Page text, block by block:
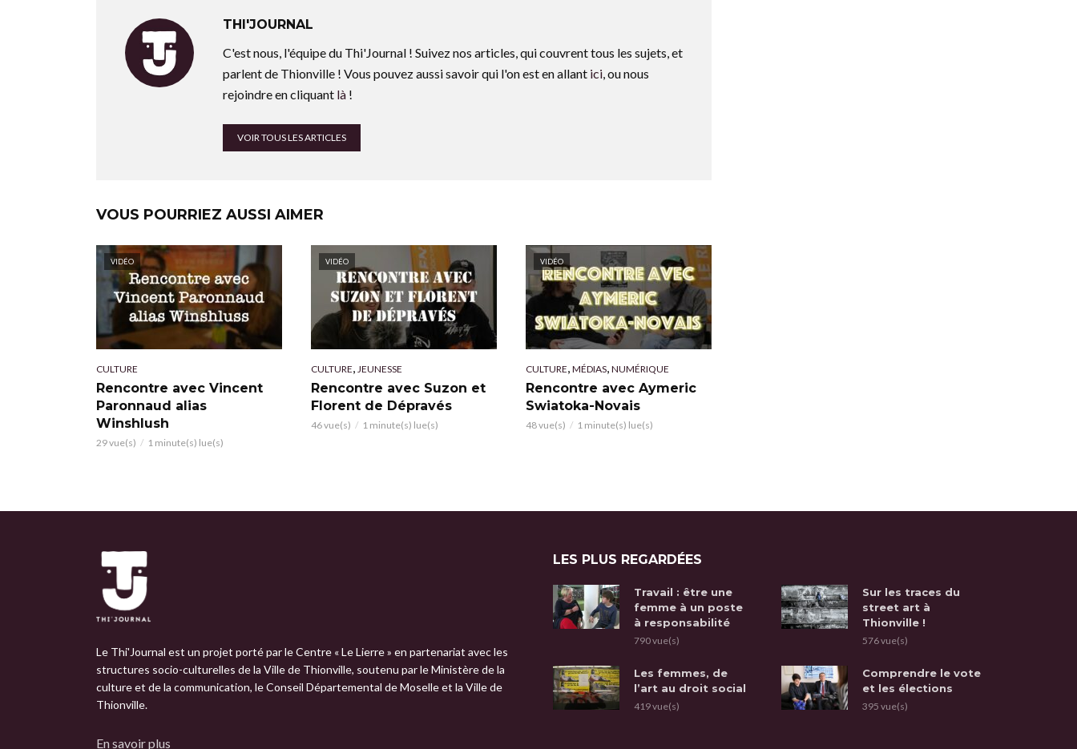
THI'JOURNAL
C'est nous, l'équipe du Thi'Journal ! Suivez nos articles, qui couvrent tous les sujets, et
parlent de Thionville ! Vous pouvez aussi savoir qui l'on est en allant ici, ou nous
rejoindre en cliquant là !
VOIR TOUS LES ARTICLES
VOUS POURRIEZ AUSSI AIMER
VIDÉO
CULTURE
Rencontre avec Vincent
Paronnaud alias
Winshlush
29 vue(s) 1 minute(s) lue(s)
VIDÉO
CULTURE, JEUNESSE
Rencontre avec Suzon et
Florent de Dépravés
46 vue(s) 1 minute(s) lue(s)
VIDÉO
CULTURE, MÉDIAS, NUMÉRIQUE
Rencontre avec Aymeric
Swiatoka-Novais
48 vue(s) 1 minute(s) lue(s)
Le Thi'Journal est un projet porté par le Centre « Le Lierre » en partenariat avec les
structures socio-culturelles de la Ville de Thionville, soutenu par le Ministère de la
culture et de la communication, le Conseil Départemental de Moselle et la Ville de
Thionville.
En savoir plus
LES PLUS REGARDÉES
Travail : être une
femme à un poste
à responsabilité
790 vue(s)
Sur les traces du
street art à
Thionville !
576 vue(s)
Les femmes, de
l’art au droit social
419 vue(s)
Comprendre le vote
et les élections
395 vue(s)